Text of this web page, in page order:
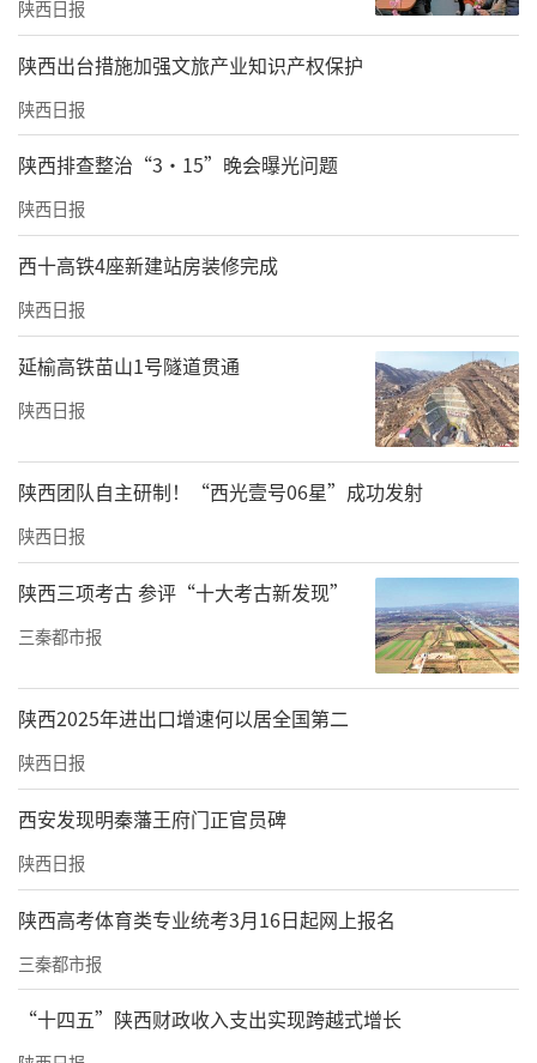
陕西日报
​陕西出台措施加强文旅产业知识产权保护
陕西日报
陕西排查整治“3·15”晚会曝光问题
陕西日报
西十高铁4座新建站房装修完成
陕西日报
延榆高铁苗山1号隧道贯通
陕西日报
陕西团队自主研制！“西光壹号06星”成功发射
陕西日报
陕西三项考古 参评“十大考古新发现”
三秦都市报
陕西2025年进出口增速何以居全国第二
陕西日报
西安发现明秦藩王府门正官员碑
陕西日报
陕西高考体育类专业统考3月16日起网上报名
三秦都市报
“十四五”陕西财政收入支出实现跨越式增长